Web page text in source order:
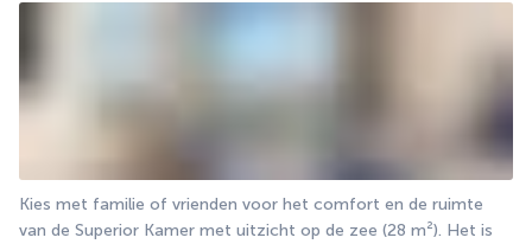
Kies met familie of vrienden voor het comfort en de ruimte
van de Superior Kamer met uitzicht op de zee (28 m²). Het is